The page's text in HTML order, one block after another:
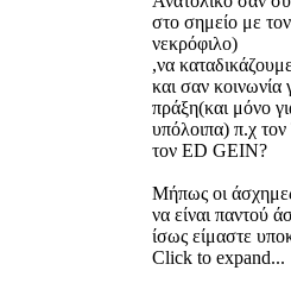
στο σημείο με
νεκρόφιλο)
,να
και σαν κοινωνία
πράξη(και μόνο
υπόλοιπα) π.χ
τον ED GEIN?
Μήπως οι
να είναι παντού
ίσως είμαστε
Click to expand...